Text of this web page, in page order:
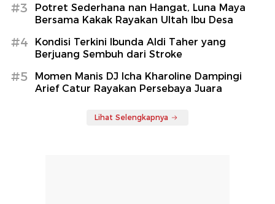
#3
Potret Sederhana nan Hangat, Luna Maya
Bersama Kakak Rayakan Ultah Ibu Desa
#4
Kondisi Terkini Ibunda Aldi Taher yang
Berjuang Sembuh dari Stroke
#5
Momen Manis DJ Icha Kharoline Dampingi
Arief Catur Rayakan Persebaya Juara
Lihat Selengkapnya